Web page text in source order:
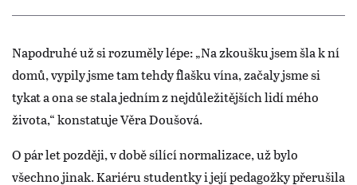
Napodruhé už si rozuměly lépe: „Na zkoušku jsem šla k ní
domů, vypily jsme tam tehdy flašku vína, začaly jsme si
tykat a ona se stala jedním z nejdůležitějších lidí mého
života,“ konstatuje Věra Doušová.
O pár let později, v době sílící normalizace, už bylo
všechno jinak. Kariéru studentky i její pedagožky přerušila